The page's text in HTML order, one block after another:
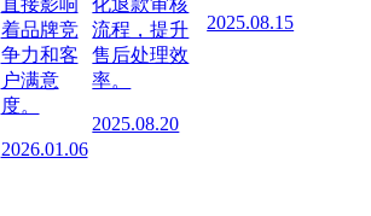
直接影响
着品牌竞
争力和客
户满意
度。
2026.01.06
化退款审核
流程，提升
售后处理效
率。
2025.08.20
2025.08.15